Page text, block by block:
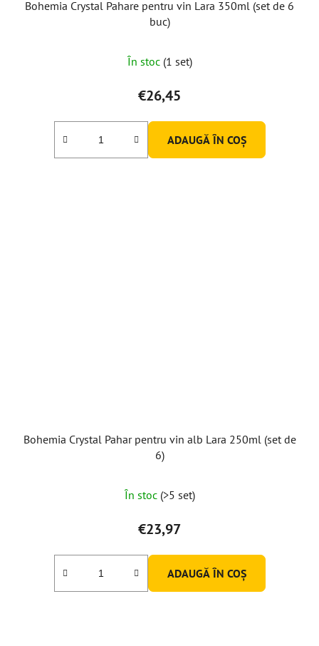
Bohemia Crystal Pahare pentru vin Lara 350ml (set de 6
buc)
În stoc (1 set)
€26,45
ADAUGĂ ÎN COŞ
Bohemia Crystal Pahar pentru vin alb Lara 250ml (set de
6)
În stoc (>5 set)
€23,97
ADAUGĂ ÎN COŞ